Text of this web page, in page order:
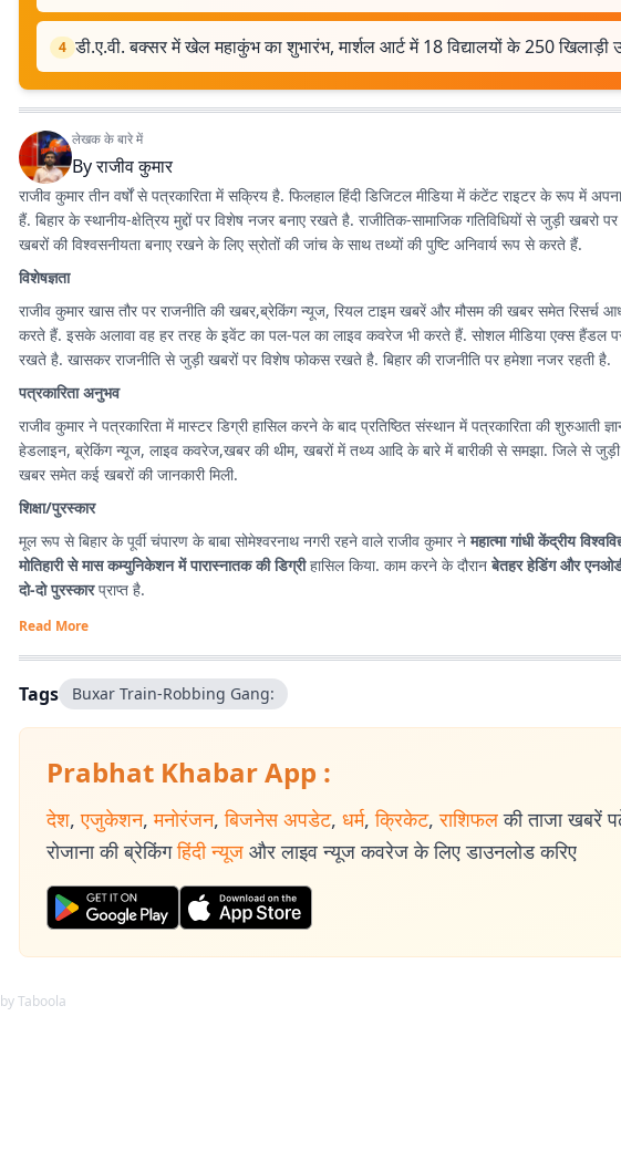
4 डी.ए.वी. बक्सर में खेल महाकुंभ का शुभारंभ, मार्शल आर्ट में 18 विद्यालयों के 250 खिलाड़ी
लेखक के बारे में
Byराजीव कुमार
राजीव कुमार तीन वर्षों से पत्रकारिता में सक्रिय है. फिलहाल हिंदी डिजिटल मीडिया में कंटेंट राइटर के रूप में अपना
हैं. बिहार के स्थानीय-क्षेत्रिय मुद्दों पर विशेष नजर बनाए रखते है. राजीतिक-सामाजिक गतिविधियों से जुड़ी खबरो
खबरों की विश्वसनीयता बनाए रखने के लिए स्रोतों की जांच के साथ तथ्यों की पुष्टि अनिवार्य रूप से करते हैं.
विशेषज्ञता
राजीव कुमार खास तौर पर राजनीति की खबर,ब्रेकिंग न्यूज, रियल टाइम खबरें और मौसम की खबर समेत रिसर्च
करते हैं. इसके अलावा वह हर तरह के इवेंट का पल-पल का लाइव कवरेज भी करते हैं. सोशल मीडिया एक्स हैंडल
रखते है. खासकर राजनीति से जुड़ी खबरों पर विशेष फोकस रखते है. बिहार की राजनीति पर हमेशा नजर रहती है.
पत्रकारिता अनुभव
राजीव कुमार ने पत्रकारिता में मास्टर डिग्री हासिल करने के बाद प्रतिष्ठित संस्थान में पत्रकारिता की शुरुआती
हेडलाइन, ब्रेकिंग न्यूज, लाइव कवरेज,खबर की थीम, खबरों में तथ्य आदि के बारे में बारीकी से समझा. जिले से जुड़ी खबर, लोकल
खबर समेत कई खबरों की जानकारी मिली.
शिक्षा/पुरस्कार
मूल रूप से बिहार के पूर्वी चंपारण के बाबा सोमेश्वरनाथ नगरी रहने वाले राजीव कुमार नेमहात्मा गांधी केंद्रीय
मोतिहारी से मास कम्युनिकेशन में पारास्नातक की डिग्रीहासिल किया. काम करने के दौरानबेतहर हेडिंग और
दो-दो पुरस्कारप्राप्त है.
Read More
Tags Buxar Train-Robbing Gang:
Prabhat Khabar App :
देश, एजुकेशन, मनोरंजन, बिजनेस अपडेट, धर्म, क्रिकेट, राशिफल की ताजा खबरें
रोजाना की ब्रेकिंग हिंदी न्यूज और लाइव न्यूज कवरेज के लिए डाउनलोड करिए
by Taboola